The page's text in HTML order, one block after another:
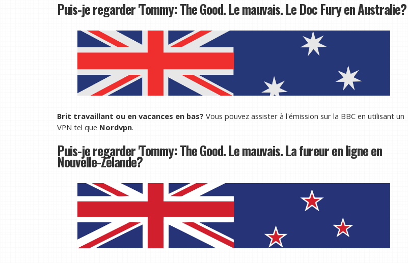
Puis-je regarder 'Tommy: The Good. Le mauvais. Le Doc Fury en Australie?
Brit travaillant ou en vacances en bas? Vous pouvez assister à l'émission sur la BBC en utilisant un
VPN tel que Nordvpn.
Puis-je regarder 'Tommy: The Good. Le mauvais. La fureur en ligne en
Nouvelle-Zélande?